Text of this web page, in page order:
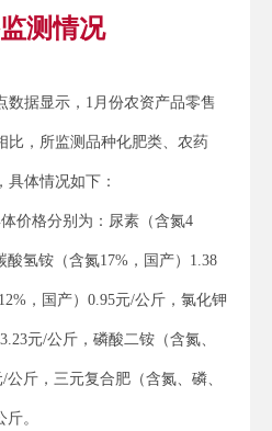
测情况
数据显示，1月份农资产品零售
比，所监测品种化肥类、农药
体情况如下：
价格分别为：尿素（含氮4
酸氢铵（含氮17%，国产）1.38
，国产）0.95元/公斤，氯化钾
元/公斤，磷酸二铵（含氮、
斤，三元复合肥（含氮、磷、
。